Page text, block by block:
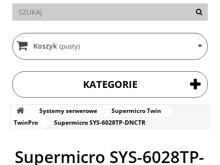
Koszyk (pusty)
KATEGORIE
Systemy serwerowe
Supermicro Twin
TwinPro
Supermicro SYS-6028TP-DNCTR
Supermicro SYS-6028TP-